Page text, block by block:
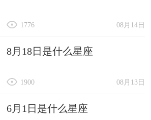
08月14日
1776
8月18日是什么星座
08月13日
1900
6月1日是什么星座